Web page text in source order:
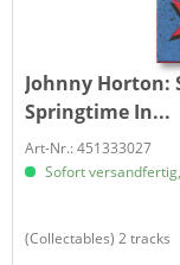
Johnny Horton:
Springtime In...
Art-Nr.: 451333027
Sofort
(Collectables) 2 tracks